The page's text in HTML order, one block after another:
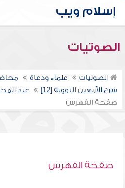
الصوتيات
الصوتيات علماء ودعاة
شرح الأربعين النووية [12]
عبد
صفحة الفهرس
صفحة الفهرس